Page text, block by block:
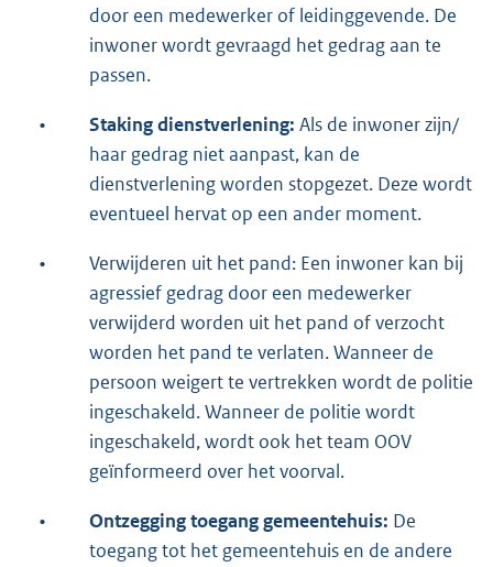
door een medewerker of leidinggevende. De
inwoner wordt gevraagd het gedrag aan te
passen.
• Staking dienstverlening: Als de inwoner zijn/
haar gedrag niet aanpast, kan de
dienstverlening worden stopgezet. Deze wordt
eventueel hervat op een ander moment.
•
Verwijderen uit het pand: Een inwoner kan bij
agressief gedrag door een medewerker
verwijderd worden uit het pand of verzocht
worden het pand te verlaten. Wanneer de
persoon weigert te vertrekken wordt de politie
ingeschakeld. Wanneer de politie wordt
ingeschakeld, wordt ook het team OOV
geïnformeerd over het voorval.
• Ontzegging toegang gemeentehuis: De
toegang tot het gemeentehuis en de andere